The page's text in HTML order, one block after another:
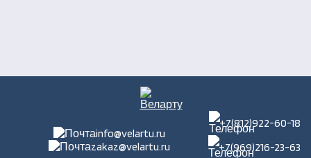
info@velartu.ru
zakaz@velartu.ru
+7(812)922-60-18
+7(969)216-23-63